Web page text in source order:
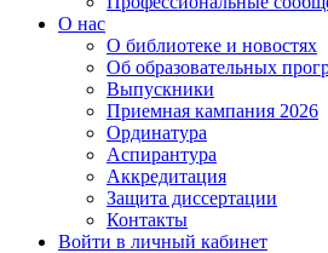
О нас
О библиотеке и новостях
Об образовательных
Выпускники
Приемная кампания 2026
Ординатура
Аспирантура
Аккредитация
Защита диссертации
Контакты
Войти в личный кабинет